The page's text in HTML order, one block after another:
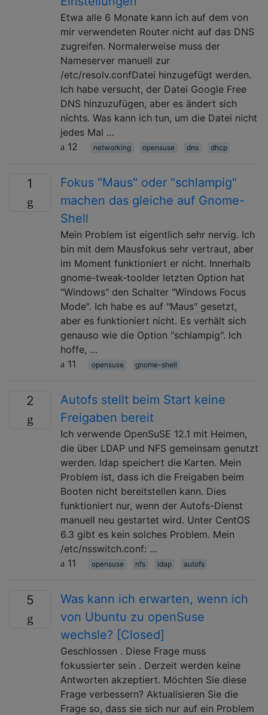
Etwa alle 6 Monate kann ich auf dem von
mir verwendeten Router nicht auf das DNS
zugreifen. Normalerweise muss der
Nameserver manuell zur
/etc/resolv.confDatei hinzugefügt werden.
Ich habe versucht, der Datei Google Free
DNS hinzuzufügen, aber es ändert sich
nichts. Was kann ich tun, um die Datei nicht
jedes Mal …
12
networking opensuse dns dhcp
1
Fokus "Maus" oder "schlampig"
machen das gleiche auf Gnome-
Shell
Mein Problem ist eigentlich sehr nervig. Ich
bin mit dem Mausfokus sehr vertraut, aber
im Moment funktioniert er nicht. Innerhalb
gnome-tweak-toolder letzten Option hat
"Windows" den Schalter "Windows Focus
Mode". Ich habe es auf "Maus" gesetzt,
aber es funktioniert nicht. Es verhält sich
genauso wie die Option "schlampig". Ich
hoffe, …
11
opensuse gnome-shell
2
Autofs stellt beim Start keine
Freigaben bereit
Ich verwende OpenSuSE 12.1 mit Heimen,
die über LDAP und NFS gemeinsam genutzt
werden. ldap speichert die Karten. Mein
Problem ist, dass ich die Freigaben beim
Booten nicht bereitstellen kann. Dies
funktioniert nur, wenn der Autofs-Dienst
manuell neu gestartet wird. Unter CentOS
6.3 gibt es kein solches Problem. Mein
/etc/nsswitch.conf: …
11
opensuse nfs ldap autofs
5
Was kann ich erwarten, wenn ich
von Ubuntu zu openSuse
wechsle? [Closed]
Geschlossen . Diese Frage muss
fokussierter sein . Derzeit werden keine
Antworten akzeptiert. Möchten Sie diese
Frage verbessern? Aktualisieren Sie die
Frage so, dass sie sich nur auf ein Problem